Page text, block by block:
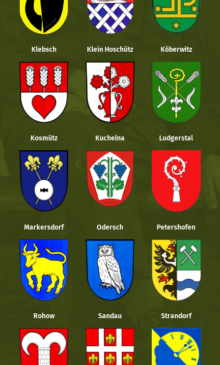
Klebsch Klein Hoschütz Köberwitz
Kosmütz Kuchelna Ludgerstal
Markersdorf Odersch Petershofen
Rohow Sandau Strandorf